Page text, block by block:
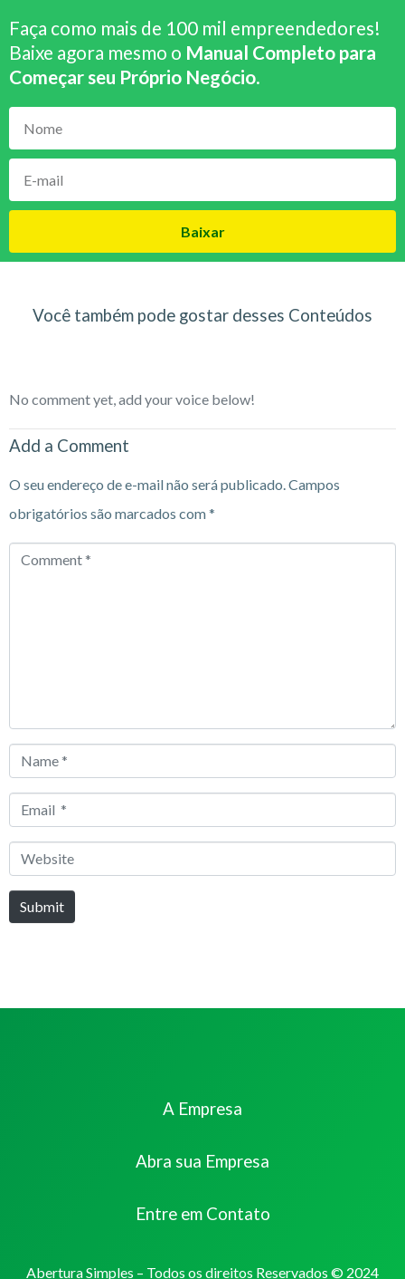
Faça como mais de 100 mil empreendedores!
Baixe agora mesmo o Manual Completo para
Começar seu Próprio Negócio.
Baixar
Você também pode gostar desses Conteúdos
No comment yet, add your voice below!
Add a Comment
O seu endereço de e-mail não será publicado.Campos
obrigatórios são marcados com*
Comment
Name
Email
Website
Submit
A Empresa
Abra sua Empresa
Entre em Contato
Abertura Simples – Todos os direitos Reservados © 2024